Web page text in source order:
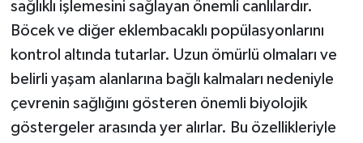
sağlıklı işlemesini sağlayan önemli canlılardır.
Böcek ve diğer eklembacaklı popülasyonlarını
kontrol altında tutarlar. Uzun ömürlü olmaları ve
belirli yaşam alanlarına bağlı kalmaları nedeniyle
çevrenin sağlığını gösteren önemli biyolojik
göstergeler arasında yer alırlar. Bu özellikleriyle